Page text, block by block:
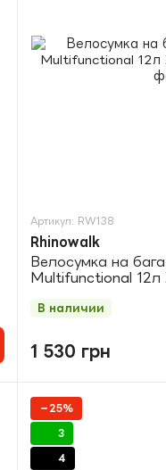
Артикул: RW138
Rhinowalk
Велосумка на
Multifunctional 12л
1 530 грн
В наличии
−25%
3
4